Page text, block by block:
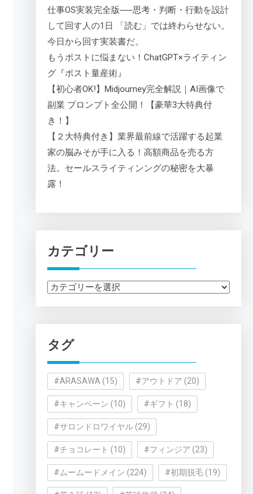
仕事OS実装完全版──思考・判断・行動を設計
して回す人の1日 「読む」では終わらせない。
今日から回す実装書だ。
もうポストに悩まない！ChatGPT×ライティン
グ『ポスト量産術』
【初心者OK!】Midjourney完全解説｜AI画像で
副業 プロンプト全公開！【豪華3大特典付
き！】
【２大特典付き】業界最前線で活躍する起業
家の脳みそが手に入る！高額商品を売る方
法。セールスライティンングの秘密を大暴
露！
カテゴリー
カ
ー
タグ
#ARASAWA (15) #アウトドア (20)
#キャンペーン (10) #ギフト (18)
#サロンドロワイヤル(29)
#チョコレート (10) #フィンジア (23)
#ムームードメイン (224) #初期脱毛(19)